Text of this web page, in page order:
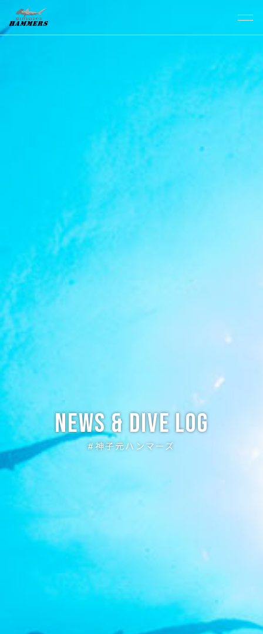
News & Dive Log
#神子元ハンマーズ